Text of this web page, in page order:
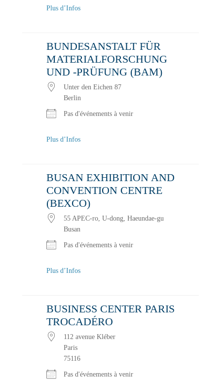
Plus d’Infos
BUNDESANSTALT FÜR
MATERIALFORSCHUNG
UND -PRÜFUNG (BAM)
Unter den Eichen 87
Berlin
Pas d'événements à venir
Plus d’Infos
BUSAN EXHIBITION AND
CONVENTION CENTRE
(BEXCO)
55 APEC-ro, U-dong, Haeundae-gu
Busan
Pas d'événements à venir
Plus d’Infos
BUSINESS CENTER PARIS
TROCADÉRO
112 avenue Kléber
Paris
75116
Pas d'événements à venir